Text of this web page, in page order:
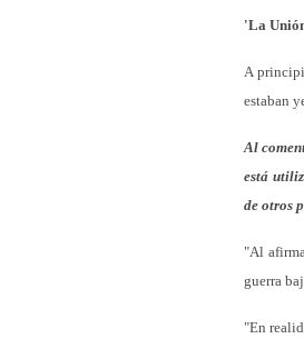
'La
A
estaban
Al
está
de otros
"Al
guerra
"En